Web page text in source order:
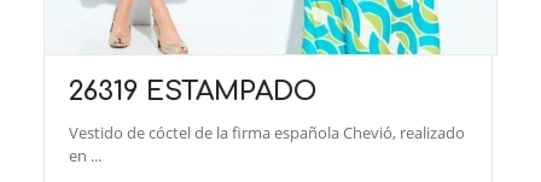
26319 ESTAMPADO
Vestido de cóctel de la firma española Chevió, realizado
en ...